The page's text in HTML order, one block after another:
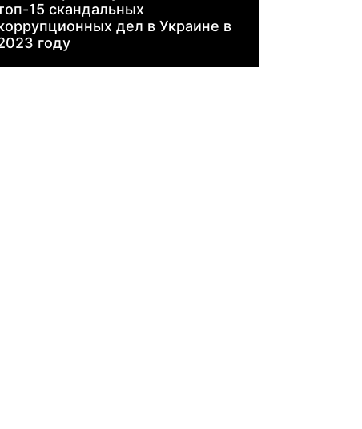
15 скандальных
дел в Украине в
году